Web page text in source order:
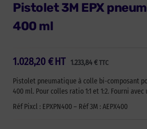
Pistolet 3M EPX
400 ml
1.028,20 € 1.233,84€ TTC
HT
Pistolet pneumatique à colle bi-composant
400 ml. Pour colles ratio 1:1 et 1:2. Fourni avec
Réf Pixcl : EPXPN400 – Réf 3M : AEPX400